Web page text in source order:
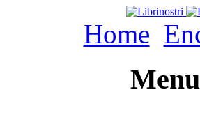
Home